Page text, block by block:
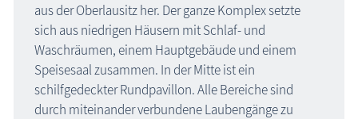
aus der Oberlausitz her. Der ganze Komplex setzte
sich aus niedrigen Häusern mit Schlaf- und
Waschräumen, einem Hauptgebäude und einem
Speisesaal zusammen. In der Mitte ist ein
schilfgedeckter Rundpavillon. Alle Bereiche sind
durch miteinander verbundene Laubengänge zu